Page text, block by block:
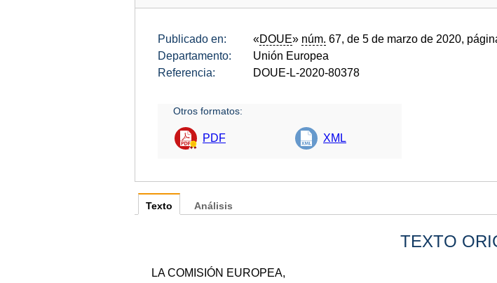
Publicado en: «DOUE» núm. 67, de 5 de marzo de 2020,
Departamento:
Unión Europea
Referencia:
DOUE-L-2020-80378
Otros formatos:
PDF XML
Texto
TEXTO
LA COMISIÓN EUROPEA,
Análisis